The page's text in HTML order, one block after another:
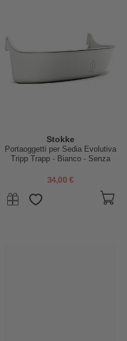
Stokke
Portaoggetti per Sedia Evolutiva
Tripp Trapp - Bianco - Senza
34,00 €